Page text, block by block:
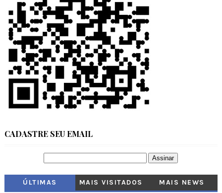
CADASTRE SEU EMAIL
ÚLTIMAS MAIS VISITADOS MAIS NEWS